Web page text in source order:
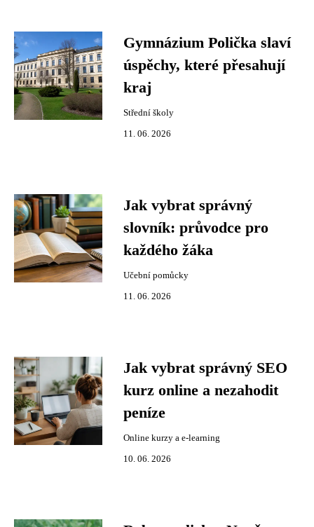
Gymnázium Polička slaví
úspěchy, které přesahují
kraj
Střední školy
11. 06. 2026
Jak vybrat správný
slovník: průvodce pro
každého žáka
Učební pomůcky
11. 06. 2026
Jak vybrat správný SEO
kurz online a nezahodit
peníze
Online kurzy a e-learning
10. 06. 2026